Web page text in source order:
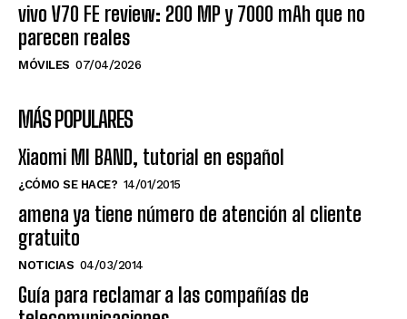
vivo V70 FE review: 200 MP y 7000 mAh que no
parecen reales
MÓVILES 07/04/2026
MÁS POPULARES
Xiaomi MI BAND, tutorial en español
¿CÓMO SE HACE? 14/01/2015
amena ya tiene número de atención al cliente
gratuito
NOTICIAS 04/03/2014
Guía para reclamar a las compañías de